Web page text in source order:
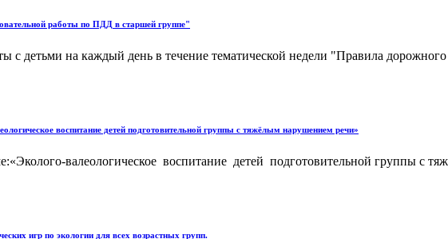
работы по ПДД в старшей группе"
с детьми на каждый день в течение тематической недели "Правила
воспитание детей подготовительной группы с тяжёлым нарушением речи»
валеологическое воспитание детей подготовительной группы
игр по экологии для всех возрастных групп.